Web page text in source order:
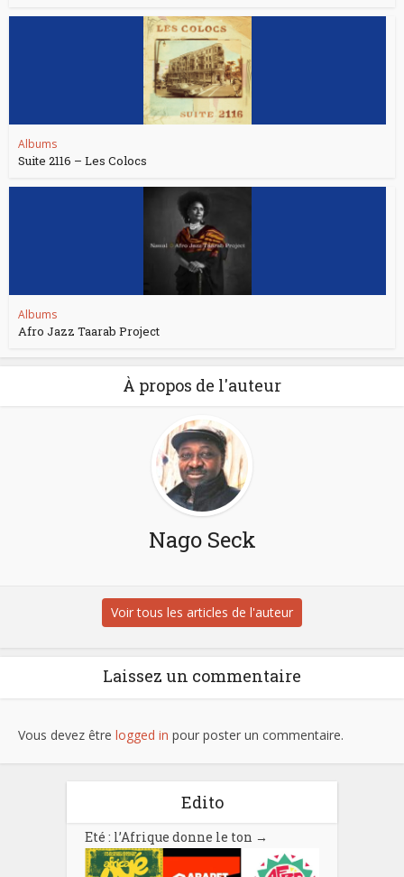
Albums
Suite 2116 – Les Colocs
Albums
Afro Jazz Taarab Project
À propos de l'auteur
Nago Seck
Voir tous les articles de l'auteur
Laissez un commentaire
Vous devez être logged in pour poster un commentaire.
Edito
Eté : l’Afrique donne le ton →